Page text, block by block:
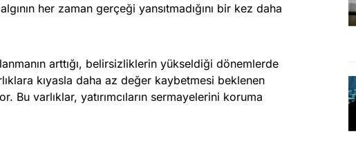
her zaman gerçeği yansıtmadığını bir kez daha
arttığı, belirsizliklerin yükseldiği dönemlerde
kıyasla daha az değer kaybetmesi beklenen
Bu varlıklar, yatırımcıların sermayelerini koruma